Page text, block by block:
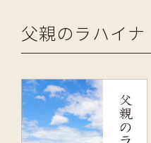
父親のラハイナ